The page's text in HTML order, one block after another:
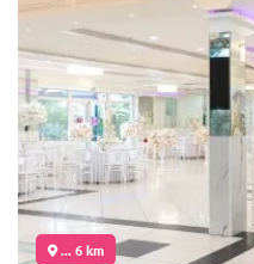
... 6 km